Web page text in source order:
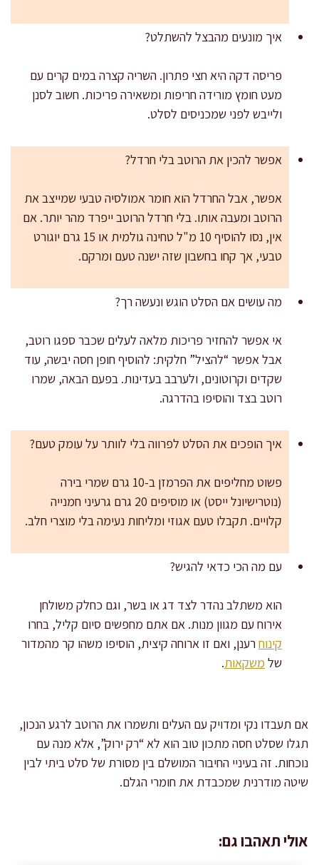
איך מונעים מהבצל להשתלט?
פריסה דקה היא חצי פתרון. השריה קצרה במים קרים עם
מעט חומץ מורידה חריפות ומשאירה פריכות. חשוב לסנן
ולייבש לפני שמכניסים לסלט.
אפשר להכין את הרוטב בלי חרדל?
אפשר, אבל החרדל הוא חומר אמולסיה טבעי שמייצב את
הרוטב ומעבה אותו. בלי חרדל הרוטב ייפרד מהר יותר. אם
אין, נסו להוסיף 10 מ"ל טחינה גולמית או 15 גרם יוגורט
טבעי, אך קחו בחשבון שזה ישנה טעם ומרקם.
מה עושים אם הסלט הוגש ונעשה רך?
אי אפשר להחזיר פריכות מלאה לעלים שכבר ספגו רוטב,
אבל אפשר “להציל” חלקית: להוסיף חופן חסה יבשה, עוד
שקדים וקרוטונים, ולערבב בעדינות. בפעם הבאה, שמרו
רוטב בצד והוסיפו בהדרגה.
איך הופכים את הסלט לפרווה בלי לוותר על עומק טעם?
פשוט מחליפים את הפרמזן ב-10 גרם שמרי בירה
(נוטרישיונל ייסט) או מוסיפים 20 גרם גרעיני חמנייה
קלויים. תקבלו טעם אגוזי ומליחות נעימה בלי מוצרי חלב.
עם מה הכי כדאי להגיש?
הוא משתלב נהדר לצד דג או בשר, וגם כחלק משולחן
אירוח עם מגוון מנות. אם אתם מחפשים סיום קליל, בחרו
קינוח רענן, ואם זו ארוחה קיצית, הוסיפו משהו קר מהמדור
של משקאות.
אם תעבדו נקי ומדויק עם העלים ותשמרו את הרוטב לרגע הנכון,
תגלו שסלט חסה מתכון טוב הוא לא “רק ירוק”, אלא מנה עם
נוכחות. זה בעיניי החיבור המושלם בין מסורת של סלט ביתי לבין
שיטה מודרנית שמכבדת את חומרי הגלם.
אולי תאהבו גם: